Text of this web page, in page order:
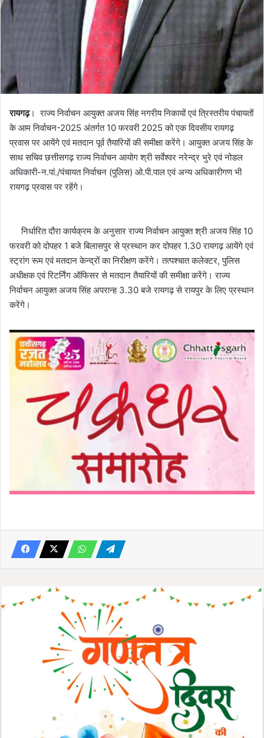
रायगढ़। राज्य निर्वाचन आयुक्त अजय सिंह नगरीय निकायों एवं त्रिस्तरीय पंचायतों
के आम निर्वाचन-2025 अंतर्गत 10 फरवरी 2025 को एक दिवसीय रायगढ़
प्रवास पर आयेंगे एवं मतदान पूर्व तैयारियों की समीक्षा करेंगे। आयुक्त अजय सिंह के
साथ सचिव छत्तीसगढ़ राज्य निर्वाचन आयोग श्री सर्वेश्वर नरेन्द्र भुरे एवं नोडल
अधिकारी-न.पां./पंचायत निर्वाचन (पुलिस) ओ.पी.पाल एवं अन्य अधिकारीगण भी
रायगढ़ प्रवास पर रहेंगे।
निर्धारित दौरा कार्यक्रम के अनुसार राज्य निर्वाचन आयुक्त श्री अजय सिंह 10
फरवरी को दोपहर 1 बजे बिलासपुर से प्रस्थान कर दोपहर 1.30 रायगढ़ आयेंगे एवं
स्ट्रांग रूम एवं मतदान केन्द्रों का निरीक्षण करेंगे। तत्पश्चात कलेक्टर, पुलिस
अधीक्षक एवं रिटर्निंग ऑफिसर से मतदान तैयारियों की समीक्षा करेंगे। राज्य
निर्वाचन आयुक्त अजय सिंह अपरान्ह 3.30 बजे रायगढ़ से रायपुर के लिए प्रस्थान
करेंगे।